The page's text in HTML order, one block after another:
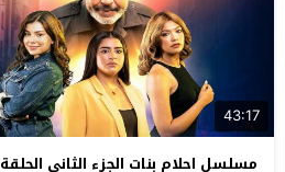
43:17
مسلسل احلام بنات الجزء الثاني الحلقة 1